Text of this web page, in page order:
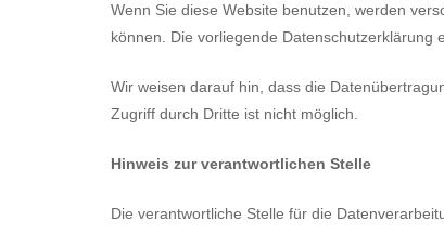
Wenn Sie diese Website benutzen, werden
können. Die vorliegende Datenschutzerklärung
Wir weisen darauf hin, dass die
Zugriff durch Dritte ist nicht möglich.
Hinweis zur verantwortlichen Stelle
Die verantwortliche Stelle für die